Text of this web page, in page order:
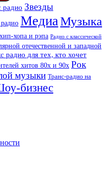
радио Звезды
МедиаМузыка
хопа и рэпа Радио с классической
отечественной и западной
радио для тех, кто хочет
хитов 80х и 90х Рок
музыки Транс-радио на
бизнес